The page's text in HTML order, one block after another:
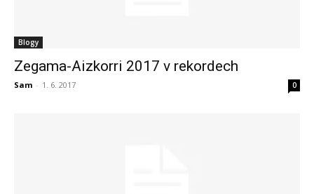
Blogy
Zegama-Aizkorri 2017 v rekordech
Sam - 1. 6. 2017 0